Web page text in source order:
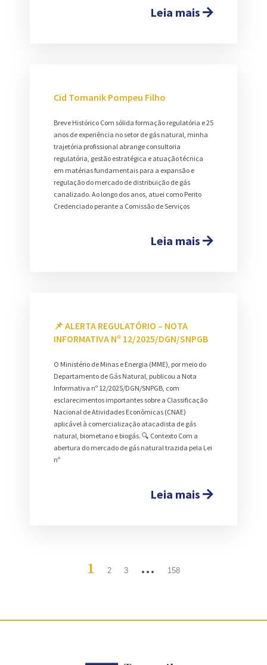
Leia mais
Cid Tomanik Pompeu Filho
Breve Histórico Com sólida formação regulatória e 25
anos de experiência no setor de gás natural, minha
trajetória profissional abrange consultoria
regulatória, gestão estratégica e atuação técnica
em matérias fundamentais para a expansão e
regulação do mercado de distribuição de gás
canalizado. Ao longo dos anos, atuei como Perito
Credenciado perante a Comissão de Serviços
Leia mais
📌 ALERTA REGULATÓRIO – NOTA
INFORMATIVA Nº 12/2025/DGN/SNPGB
O Ministério de Minas e Energia (MME), por meio do
Departamento de Gás Natural, publicou a Nota
Informativa nº 12/2025/DGN/SNPGB, com
esclarecimentos importantes sobre a Classificação
Nacional de Atividades Econômicas (CNAE)
aplicável à comercialização atacadista de gás
natural, biometano e biogás. 🔍 Contexto Com a
abertura do mercado de gás natural trazida pela Lei
nº
Leia mais
1 2 3 … 158